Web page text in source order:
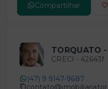
Compartilhar
TORQUATO
CRECI - 42643f
(47) 9 9147-9687